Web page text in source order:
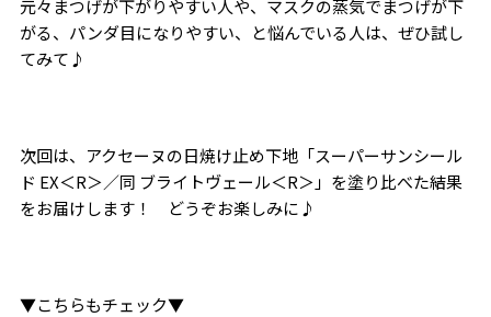
元々まつげが下がりやすい人や、マスクの蒸気でまつげが下
がる、パンダ目になりやすい、と悩んでいる人は、ぜひ試し
てみて♪
次回は、アクセーヌの日焼け止め下地「スーパーサンシール
ド EX＜R＞／同 ブライトヴェール＜R＞」を塗り比べた結果
をお届けします！ どうぞお楽しみに♪
▼こちらもチェック▼